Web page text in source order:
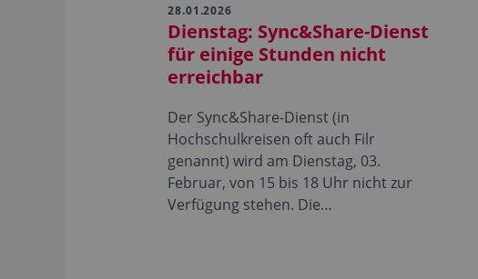
28.01.2026
Dienstag: Sync&Share-Dienst
für einige Stunden nicht
erreichbar
Der Sync&Share-Dienst (in
Hochschulkreisen oft auch Filr
genannt) wird am Dienstag, 03.
Februar, von 15 bis 18 Uhr nicht zur
Verfügung stehen. Die…